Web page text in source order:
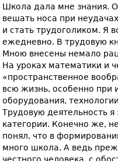
Школа дала мне знания.
вешать носа при
и стать трудоголиком. Я
ежедневно. В трудовую
Мною внесены немало
На уроках математики и
«пространственное
всю жизнь, особенно при
оборудования,
Трудовую деятельность
категории. Конечно же,
понял, что в
много школа. А ведь